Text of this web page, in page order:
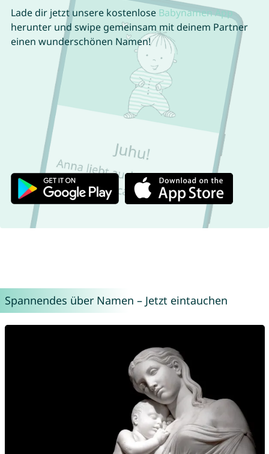
Lade dir jetzt unsere kostenlose Babynamen App
herunter und swipe gemeinsam mit deinem Partner
einen wunderschönen Namen!
Spannendes über Namen – Jetzt eintauchen